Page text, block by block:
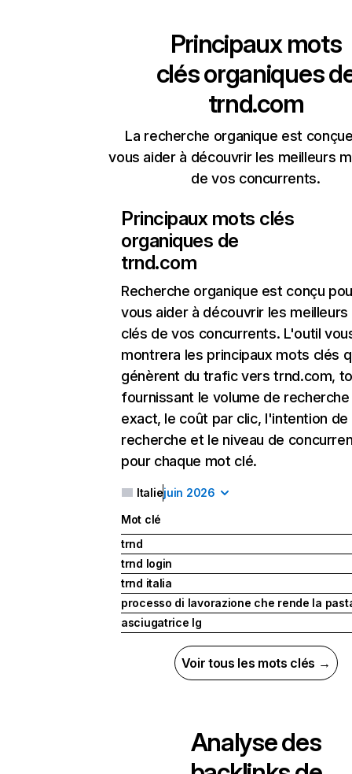
Principaux mots
clés organiques
trnd.com
La recherche organique est
vous aider à découvrir les meilleurs
de vos concurrents.
Principaux mots clés
organiques de
trnd.com
Recherche organique est conçu
vous aider à découvrir les
clés de vos concurrents. L'outil
montrera les principaux mots clés
génèrent du trafic vers trnd.com,
fournissant le volume de recherche
exact, le coût par clic, l'intention de
recherche et le niveau de
pour chaque mot clé.
Italiejuin 2026
Mot clé
trnd
trnd login
trnd italia
processo di lavorazione che rende la
asciugatrice lg
Voir tous les mots clés →
Analyse des